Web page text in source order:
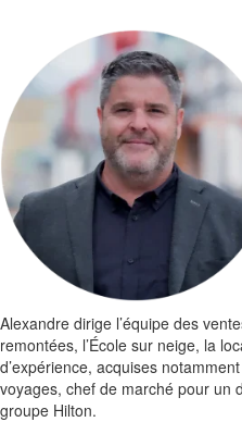
Alexandre dirige l’équipe des
remontées, l’École sur neige, la
d’expérience, acquises
voyages, chef de marché pour un
groupe Hilton.